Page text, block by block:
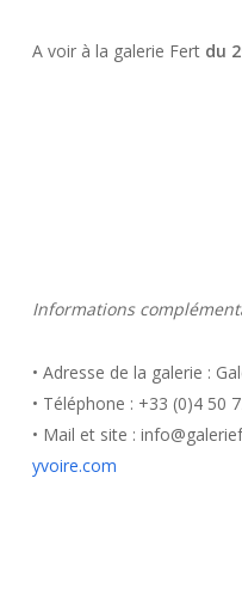
A voir à la galerie Fert du
Informations
• Adresse de la galerie :
• Téléphone : +33 (0)4 50
• Mail et site :
yvoire.com